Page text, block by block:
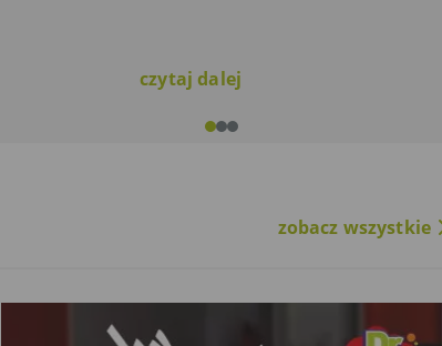
czytaj dalej
zobacz wszystkie